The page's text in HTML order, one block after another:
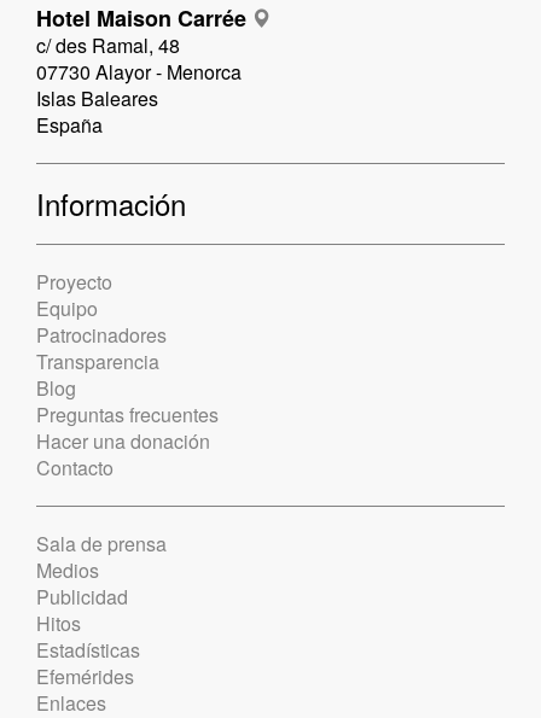
Hotel Maison Carrée
c/ des Ramal, 48
07730 Alayor - Menorca
Islas Baleares
España
Información
Proyecto
Equipo
Patrocinadores
Transparencia
Blog
Preguntas frecuentes
Hacer una donación
Contacto
Sala de prensa
Medios
Publicidad
Hitos
Estadísticas
Efemérides
Enlaces